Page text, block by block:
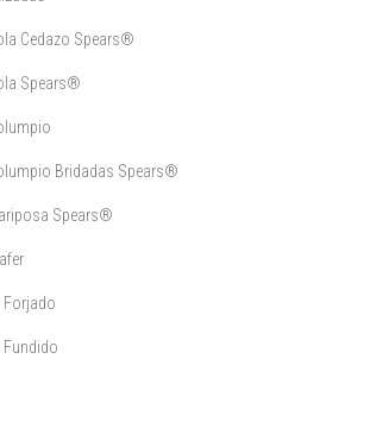
Cedazo Spears®
Spears®
Bridadas Spears®
Spears®
Forjado
Fundido